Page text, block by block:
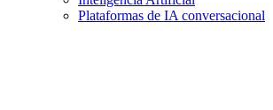
Plataformas de IA conversacional